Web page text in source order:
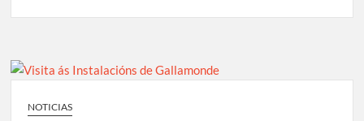
primeiro equipo para a tempada 2024/25
ACTIVIDADE
NOTICIAS